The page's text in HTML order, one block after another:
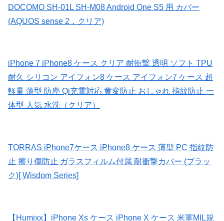
DOCOMO SH-01L SH-M08 Android One S5 用 カバー
(AQUOS sense 2，クリア)
iPhone 7 iPhone8 ケース クリア 耐衝撃 透明 ソフト TPU
耐久 シリコン アイフォン8 ケース アイフォン7 ケース 超
軽量 薄型 防塵 Qi充電対応 黄変防止 おしゃれ 指紋防止 一
体型 人気 水洗（クリア）
TORRAS iPhone7ケース iPhone8 ケース 薄型 PC 指紋防
止 擦り傷防止 ガラスフィルム付属 耐衝撃カバー (ブラッ
ク)[ Wisdom Series]
【Humixx】iPhone Xs ケース iPhone X ケース 米軍MIL規